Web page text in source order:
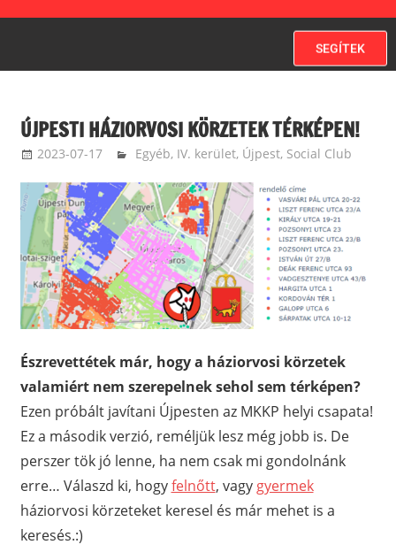
SEGÍTEK
ÚJPESTI HÁZIORVOSI KÖRZETEK TÉRKÉPEN!
2023-07-17 ketfarkukutya
Egyéb, IV. kerület, Újpest, Social Club
Észrevettétek már, hogy a háziorvosi körzetek
valamiért nem szerepelnek sehol sem térképen?
Ezen próbált javítani Újpesten az MKKP helyi csapata!
Ez a második verzió, reméljük lesz még jobb is. De
perszer tök jó lenne, ha nem csak mi gondolnánk
erre… Válaszd ki, hogyfelnőtt, vagy gyermek
háziorvosi körzeteket keresel és már mehet is a
keresés.:)